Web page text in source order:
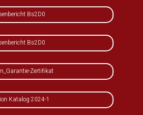
Bs2D0
Bs2D0
Zertifikat
Katalog 2024-1